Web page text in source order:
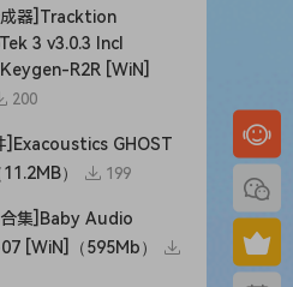
成器]Tracktion
3 v3.0.3 Incl
R2R [WiN]
200
]Exacoustics GHOST
）
199
合集]Baby Audio
[WiN]（595Mb）